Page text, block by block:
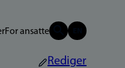
For ansatte
Rediger